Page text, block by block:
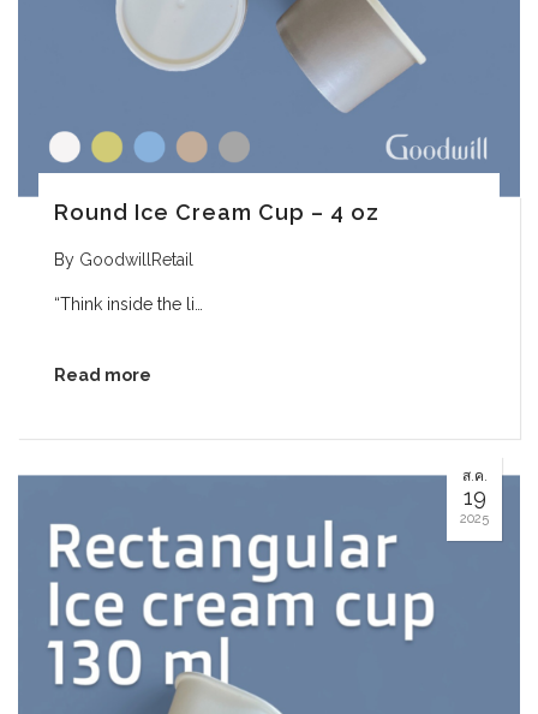
Round Ice Cream Cup – 4 oz
By GoodwillRetail
“Think inside the li…
Read more
ส.ค.
19
2025